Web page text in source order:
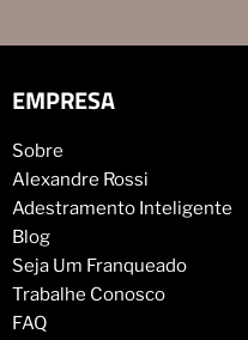
EMPRESA
Sobre
Alexandre Rossi
Adestramento Inteligente
Blog
Seja Um Franqueado
Trabalhe Conosco
FAQ